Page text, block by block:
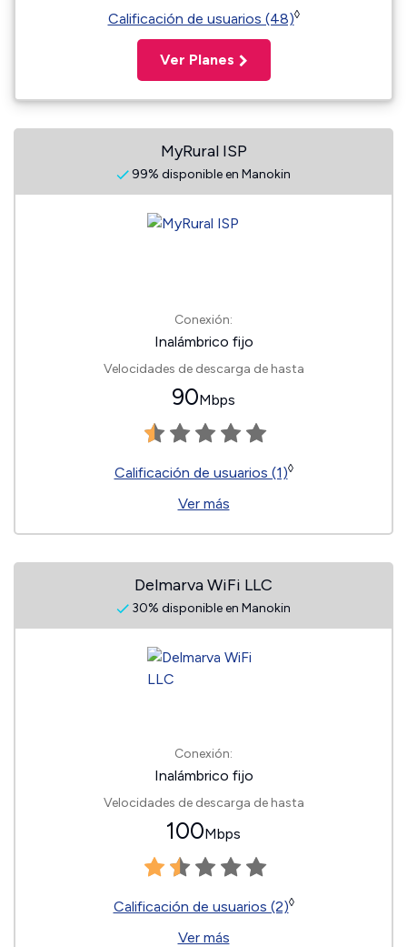
Calificación de usuarios (48)◊
Ver Planes
MyRural ISP
99% disponible en Manokin
Conexión:
Inalámbrico fijo
Velocidades de descarga de hasta
90Mbps
Calificación de usuarios (1)◊
Ver más
Delmarva WiFi LLC
30% disponible en Manokin
Conexión:
Inalámbrico fijo
Velocidades de descarga de hasta
100Mbps
Calificación de usuarios (2)◊
Ver más